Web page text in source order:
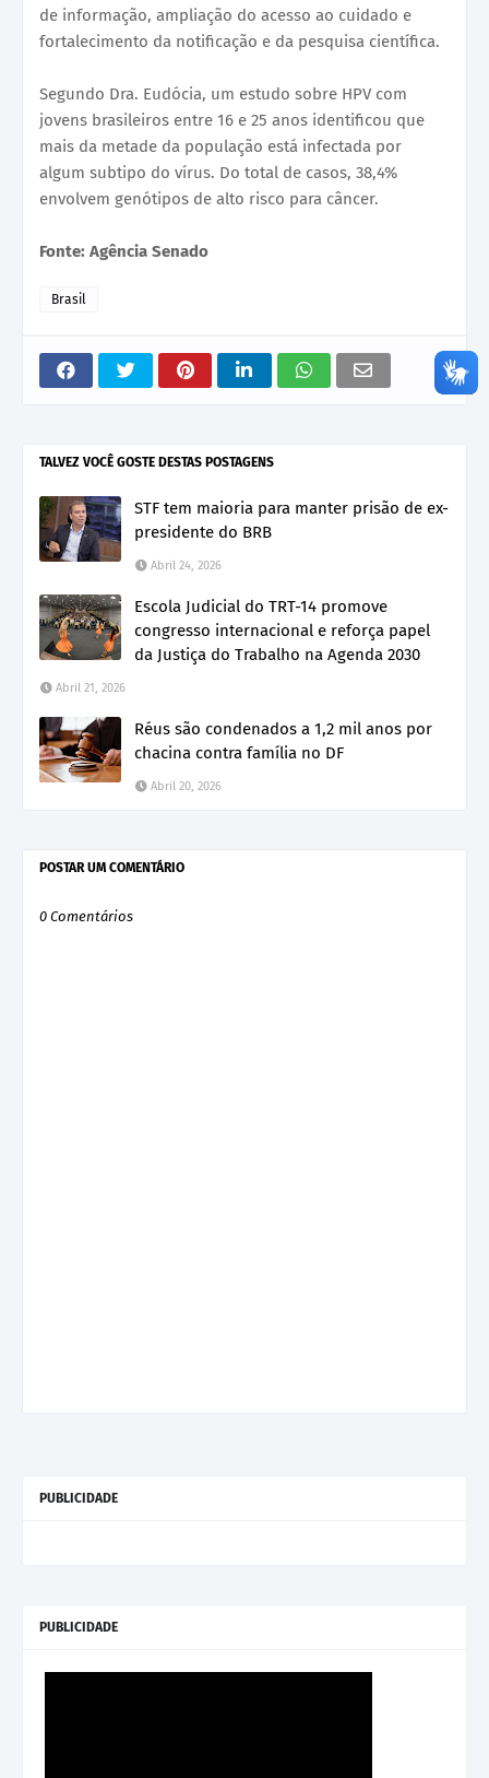
de informação, ampliação do acesso ao cuidado e
fortalecimento da notificação e da pesquisa científica.
Segundo Dra. Eudócia, um estudo sobre HPV com
jovens brasileiros entre 16 e 25 anos identificou que
mais da metade da população está infectada por
algum subtipo do vírus. Do total de casos, 38,4%
envolvem genótipos de alto risco para câncer.
Fonte: Agência Senado
Brasil
TALVEZ VOCÊ GOSTE DESTAS POSTAGENS
STF tem maioria para manter prisão de ex-
presidente do BRB
Abril 24, 2026
Escola Judicial do TRT-14 promove
congresso internacional e reforça papel
da Justiça do Trabalho na Agenda 2030
Abril 21, 2026
Réus são condenados a 1,2 mil anos por
chacina contra família no DF
Abril 20, 2026
POSTAR UM COMENTÁRIO
0 Comentários
PUBLICIDADE
PUBLICIDADE